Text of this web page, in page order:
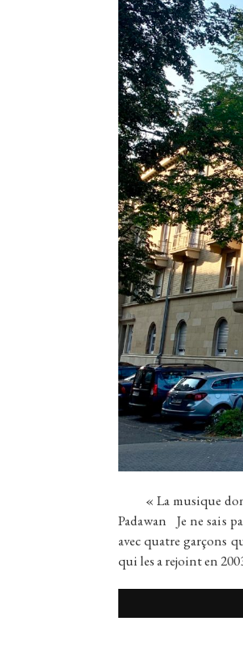
« La musique
Padawan Je ne sais
avec quatre garçons
qui les a rejoint en